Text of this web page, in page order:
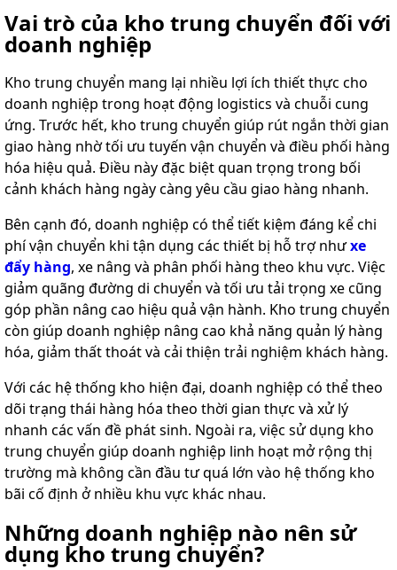
Vai trò của kho trung chuyển đối với
doanh nghiệp
Kho trung chuyển mang lại nhiều lợi ích thiết thực cho
doanh nghiệp trong hoạt động logistics và chuỗi cung
ứng. Trước hết, kho trung chuyển giúp rút ngắn thời gian
giao hàng nhờ tối ưu tuyến vận chuyển và điều phối hàng
hóa hiệu quả. Điều này đặc biệt quan trọng trong bối
cảnh khách hàng ngày càng yêu cầu giao hàng nhanh.
Bên cạnh đó, doanh nghiệp có thể tiết kiệm đáng kể chi
phí vận chuyển khi tận dụng các thiết bị hỗ trợ nhưxe
đẩy hàng, xe nâng và phân phối hàng theo khu vực. Việc
giảm quãng đường di chuyển và tối ưu tải trọng xe cũng
góp phần nâng cao hiệu quả vận hành. Kho trung chuyển
còn giúp doanh nghiệp nâng cao khả năng quản lý hàng
hóa, giảm thất thoát và cải thiện trải nghiệm khách hàng.
Với các hệ thống kho hiện đại, doanh nghiệp có thể theo
dõi trạng thái hàng hóa theo thời gian thực và xử lý
nhanh các vấn đề phát sinh. Ngoài ra, việc sử dụng kho
trung chuyển giúp doanh nghiệp linh hoạt mở rộng thị
trường mà không cần đầu tư quá lớn vào hệ thống kho
bãi cố định ở nhiều khu vực khác nhau.
Những doanh nghiệp nào nên sử
dụng kho trung chuyển?